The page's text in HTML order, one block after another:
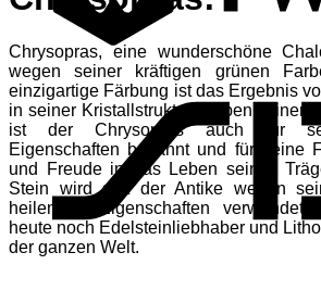
Chrysopras, eine wunderschöne
wegen seiner kräftigen grünen
einzigartige Färbung ist das Ergebnis
in seiner Kristallstruktur. Neben seiner
ist der Chrysopras auch für
Eigenschaften bekannt und für seine
und Freude in das Leben seines
Stein wird seit der Antike wegen
heilenden Eigenschaften verwendet
heute noch Edelsteinliebhaber und
der ganzen Welt.